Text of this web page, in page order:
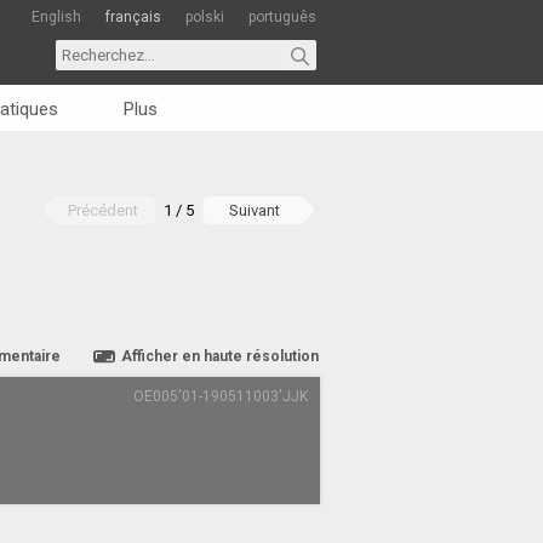
English français polski português
Plus
Précédent 1 / 5 Suivant
Afficher en haute résolution
OE005'01-190511003'JJK